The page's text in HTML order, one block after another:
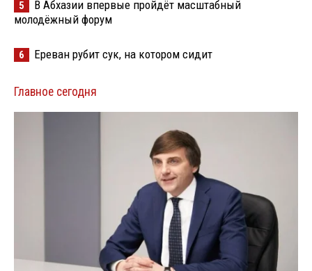
5
В Абхазии впервые пройдёт масштабный
молодёжный форум
6 Ереван рубит сук, на котором сидит
Главное сегодня